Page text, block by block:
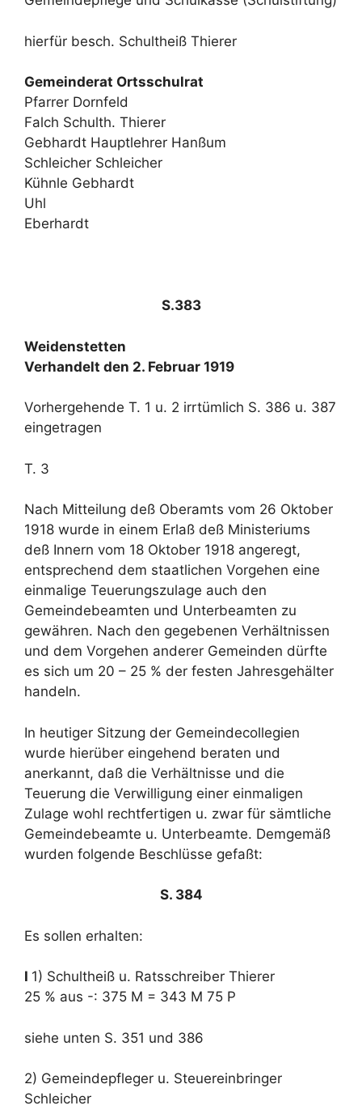
hierfür besch. Schultheiß Thierer
Gemeinderat Ortsschulrat
Pfarrer Dornfeld
Falch Schulth. Thierer
Gebhardt Hauptlehrer Hanßum
Schleicher Schleicher
Kühnle Gebhardt
Uhl
Eberhardt
S.383
Weidenstetten
Verhandelt den 2. Februar 1919
Vorhergehende T. 1 u. 2 irrtümlich S. 386 u. 387
eingetragen
T. 3
Nach Mitteilung deß Oberamts vom 26 Oktober
1918 wurde in einem Erlaß deß Ministeriums
deß Innern vom 18 Oktober 1918 angeregt,
entsprechend dem staatlichen Vorgehen eine
einmalige Teuerungszulage auch den
Gemeindebeamten und Unterbeamten zu
gewähren. Nach den gegebenen Verhältnissen
und dem Vorgehen anderer Gemeinden dürfte
es sich um 20 – 25 % der festen Jahresgehälter
handeln.
In heutiger Sitzung der Gemeindecollegien
wurde hierüber eingehend beraten und
anerkannt, daß die Verhältnisse und die
Teuerung die Verwilligung einer einmaligen
Zulage wohl rechtfertigen u. zwar für sämtliche
Gemeindebeamte u. Unterbeamte. Demgemäß
wurden folgende Beschlüsse gefaßt:
S. 384
Es sollen erhalten:
I 1) Schultheiß u. Ratsschreiber Thierer
25 % aus -: 375 M = 343 M 75 P
siehe unten S. 351 und 386
2) Gemeindepfleger u. Steuereinbringer
Schleicher